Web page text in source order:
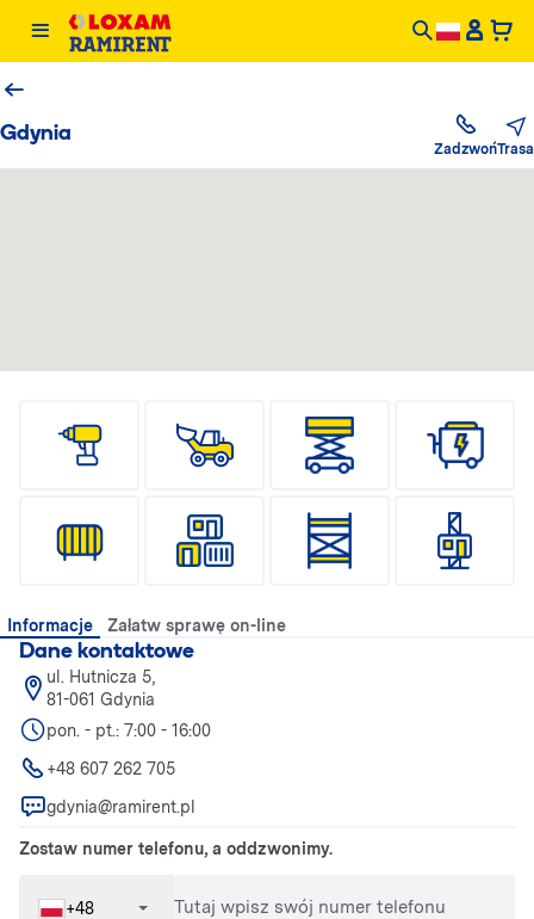
Gdynia
ZadzwońTrasa
Informacje Załatw sprawę on-line
Dane kontaktowe
ul. Hutnicza 5,
81-061 Gdynia
pon. - pt.: 7:00 - 16:00
+48 607 262 705
gdynia@ramirent.pl
Zostaw numer telefonu, a oddzwonimy.
+48 Tutaj wpisz swój numer telefonu